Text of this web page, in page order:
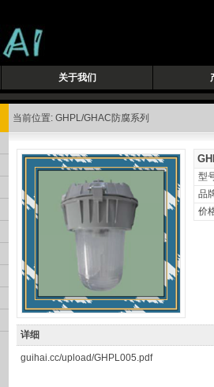
关于我们
当前位置: GHPL/GHAC防腐系列
型
品
价
详细
guihai.cc/upload/GHPL005.pdf